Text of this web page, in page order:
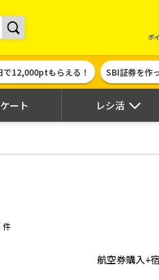
ト | ハピタス
ポ
で12,000ptもらえる！ SBI証券を作
ート レシ活
件
航空券購入+